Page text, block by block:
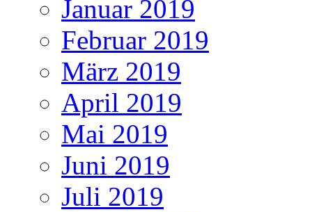
Januar 2019
Februar 2019
März 2019
April 2019
Mai 2019
Juni 2019
Juli 2019